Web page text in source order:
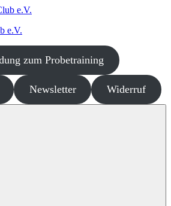
e.V.
zum Probetraining
Newsletter Widerruf